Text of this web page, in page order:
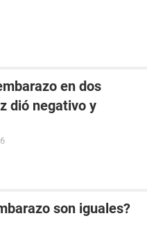
en dos
dió negativo y
son iguales?